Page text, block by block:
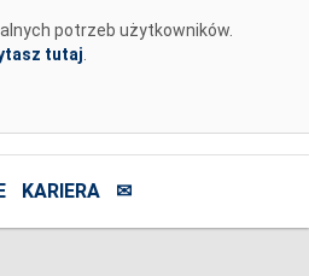
potrzeb użytkowników.
tutaj
KARIERA ✉